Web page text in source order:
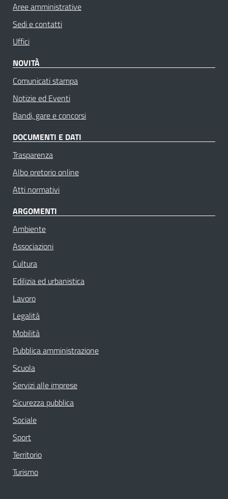
Aree amministrative
Sedi e contatti
Uffici
NOVITÀ
Comunicati stampa
Notizie ed Eventi
Bandi, gare e concorsi
DOCUMENTI E DATI
Trasparenza
Albo pretorio online
Atti normativi
ARGOMENTI
Ambiente
Associazioni
Cultura
Edilizia ed urbanistica
Lavoro
Legalità
Mobilità
Pubblica amministrazione
Scuola
Servizi alle imprese
Sicurezza pubblica
Sociale
Sport
Territorio
Turismo